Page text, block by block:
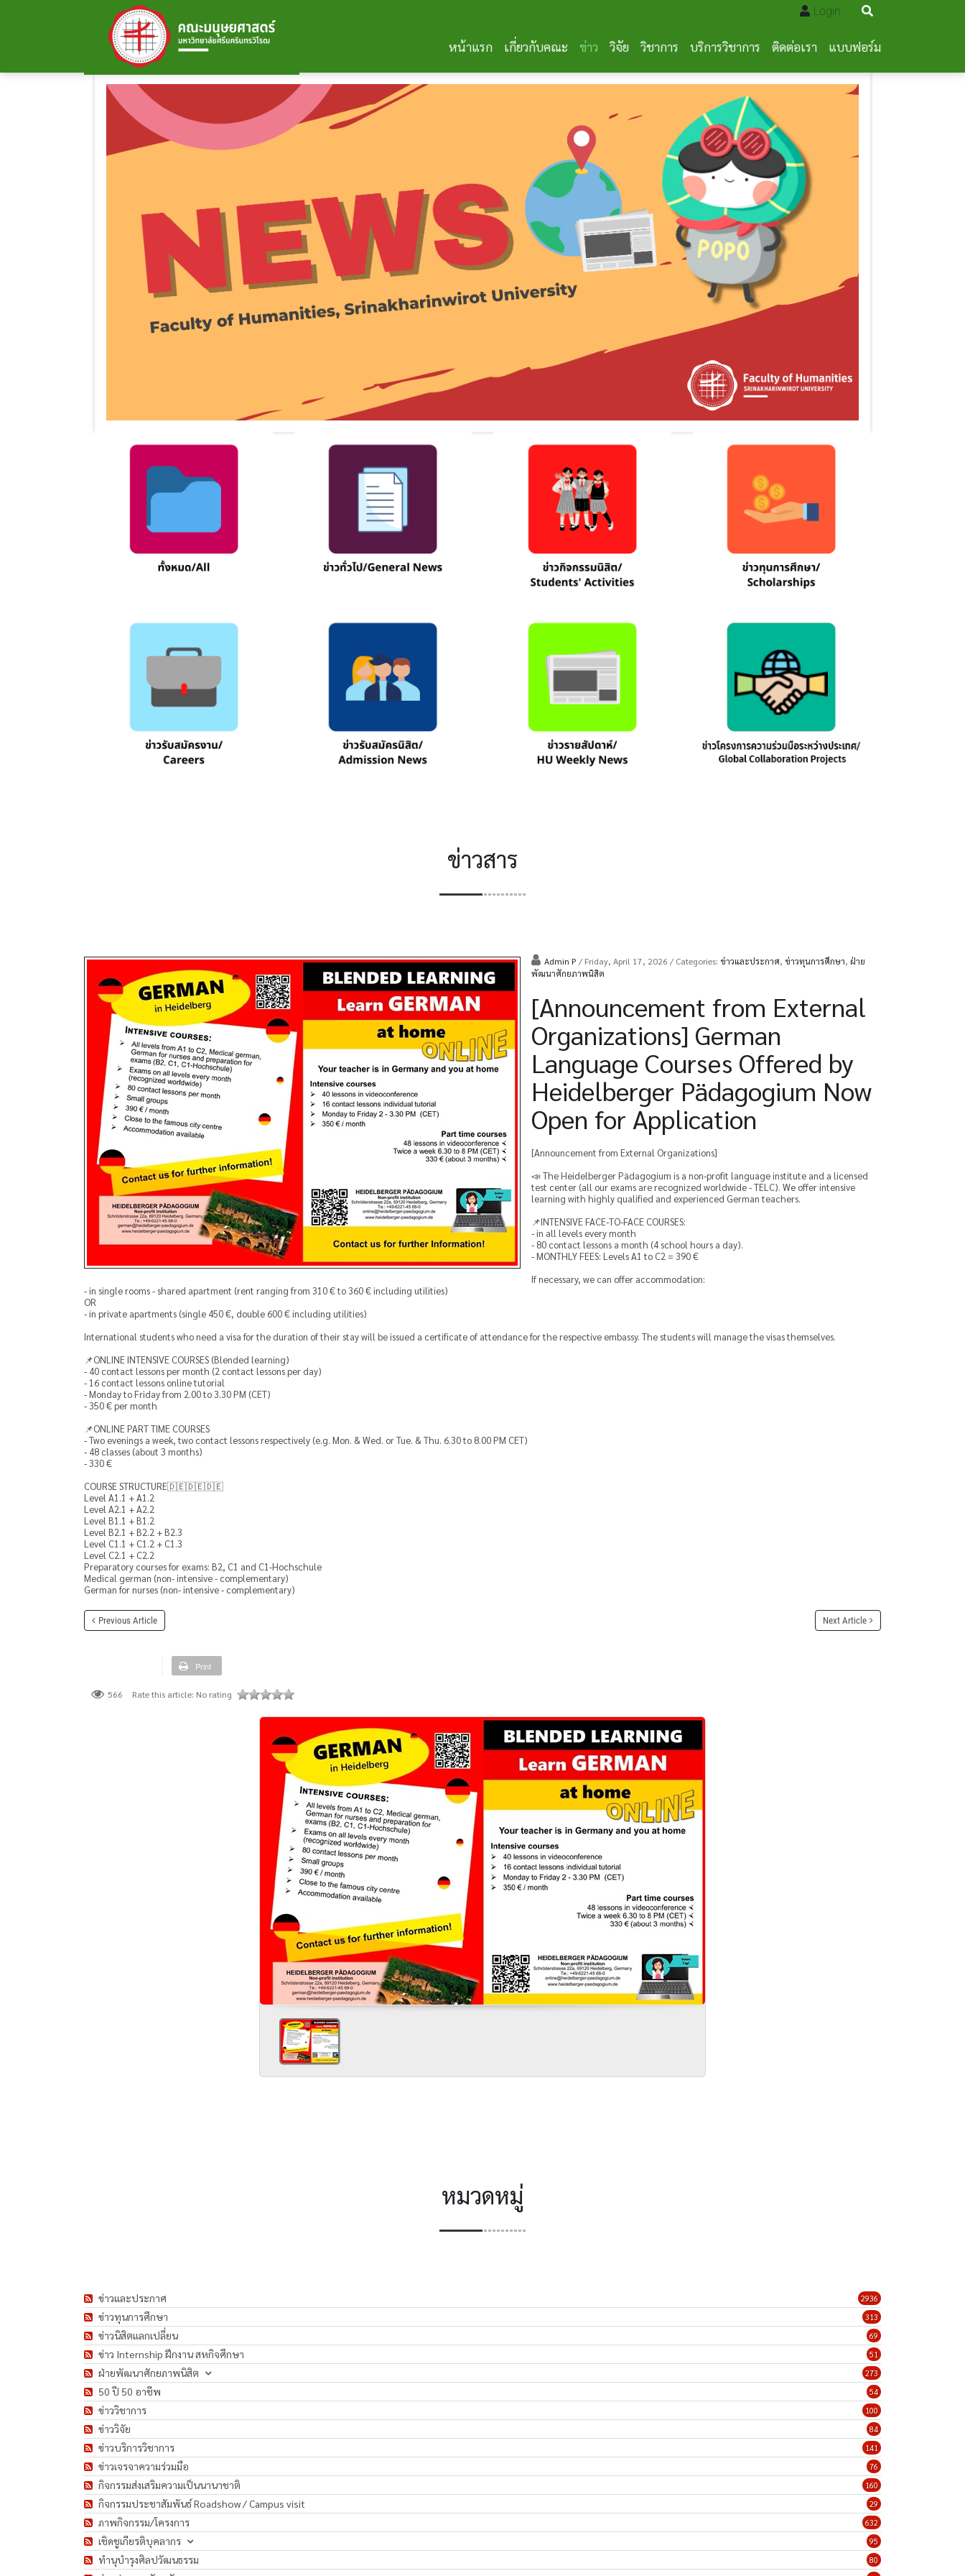
Login
หน้าแรก เกี่ยวกับคณะ ข่าว วิจัย วิชาการ บริการวิชาการ ติดต่อเรา แบบฟอร์ม
ข่าวสาร
Admin P / Friday, April 17, 2026 / Categories: ข่าวและประกาศ, ข่าวทุนการศึกษา, ฝ่าย
พัฒนาศักยภาพนิสิต
[Announcement from External
Organizations] German
Language Courses Offered by
Heidelberger Pädagogium Now
Open for Application
[Announcement from External Organizations]
📣 The Heidelberger Pädagogium is a non-profit language institute and a licensed
test center (all our exams are recognized worldwide - TELC). We offer intensive
learning with highly qualified and experienced German teachers.
📌INTENSIVE FACE-TO-FACE COURSES:
- in all levels every month
- 80 contact lessons a month (4 school hours a day).
- MONTHLY FEES: Levels A1 to C2 = 390 €
If necessary, we can offer accommodation:
- in single rooms - shared apartment (rent ranging from 310 € to 360 € including utilities)
OR
- in private apartments (single 450 €, double 600 € including utilities)
International students who need a visa for the duration of their stay will be issued a certificate of attendance for the respective embassy. The students will manage the visas themselves.
📌ONLINE INTENSIVE COURSES (Blended learning)
- 40 contact lessons per month (2 contact lessons per day)
- 16 contact lessons online tutorial
- Monday to Friday from 2.00 to 3.30 PM (CET)
- 350 € per month
📌ONLINE PART TIME COURSES
- Two evenings a week, two contact lessons respectively (e.g. Mon. & Wed. or Tue. & Thu. 6.30 to 8.00 PM CET)
- 48 classes (about 3 months)
- 330 €
COURSE STRUCTURE🇩🇪🇩🇪🇩🇪
Level A1.1 + A1.2
Level A2.1 + A2.2
Level B1.1 + B1.2
Level B2.1 + B2.2 + B2.3
Level C1.1 + C1.2 + C1.3
Level C2.1 + C2.2
Preparatory courses for exams: B2, C1 and C1-Hochschule
Medical german (non- intensive - complementary)
German for nurses (non- intensive - complementary)
Previous Article Next Article
Print
566 Rate this article: No rating
หมวดหมู่
2936
ข่าวและประกาศ
313
ข่าวทุนการศึกษา
69
ข่าวนิสิตแลกเปลี่ยน
51
ข่าว Internship ฝึกงาน สหกิจศึกษา
273
ฝ่ายพัฒนาศักยภาพนิสิต
54
50 ปี 50 อาชีพ
100
ข่าววิชาการ
84
ข่าววิจัย
141
ข่าวบริการวิชาการ
76
ข่าวเจรจาความร่วมมือ
160
กิจกรรมส่งเสริมความเป็นนานาชาติ
29
กิจกรรมประชาสัมพันธ์ Roadshow / Campus visit
632
ภาพกิจกรรม/โครงการ
95
เชิดชูเกียรติบุคลากร
80
ทำนุบำรุงศิลปวัฒนธรรม